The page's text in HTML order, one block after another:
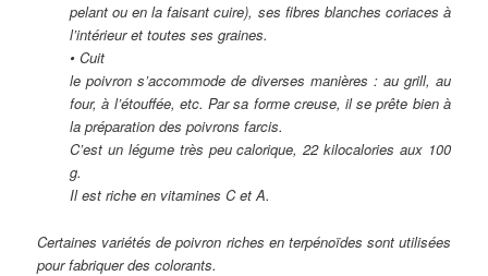
pelant ou en la faisant cuire), ses fibres blanches coriaces à
l’intérieur et toutes ses graines.
• Cuit
le poivron s’accommode de diverses manières : au grill, au
four, à l’étouffée, etc. Par sa forme creuse, il se prête bien à
la préparation des poivrons farcis.
C’est un légume très peu calorique, 22 kilocalories aux 100
g.
Il est riche en vitamines C et A.
Certaines variétés de poivron riches en terpénoïdes sont utilisées
pour fabriquer des colorants.